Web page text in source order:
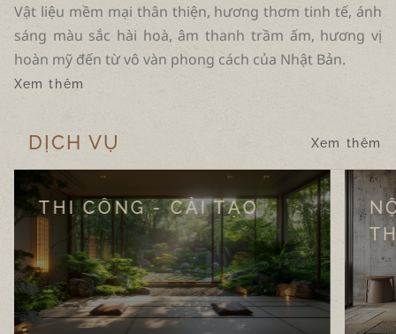
Vật liệu mềm mại thân thiện, hương thơm tinh tế, ánh
sáng màu sắc hài hoà, âm thanh trầm ấm, hương vị
hoàn mỹ đến từ vô vàn phong cách của Nhật Bản.
Xem thêm
DỊCH VỤ Xem thêm
THI CÔNG - CẢI TẠO